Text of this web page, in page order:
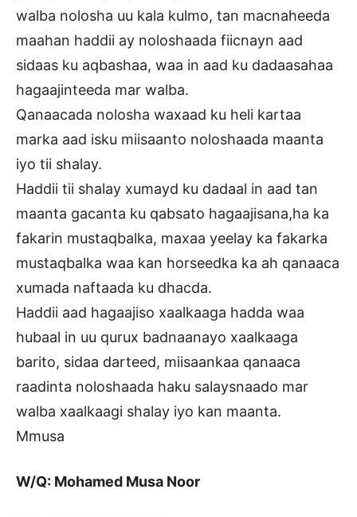
walba nolosha uu kala kulmo, tan macnaheeda
maahan haddii ay noloshaada fiicnayn aad
sidaas ku aqbashaa, waa in aad ku dadaasahaa
hagaajinteeda mar walba.
Qanaacada nolosha waxaad ku heli kartaa
marka aad isku miisaanto noloshaada maanta
iyo tii shalay.
Haddii tii shalay xumayd ku dadaal in aad tan
maanta gacanta ku qabsato hagaajisana,ha ka
fakarin mustaqbalka, maxaa yeelay ka fakarka
mustaqbalka waa kan horseedka ka ah qanaaca
xumada naftaada ku dhacda.
Haddii aad hagaajiso xaalkaaga hadda waa
hubaal in uu qurux badnaanayo xaalkaaga
barito, sidaa darteed, miisaankaa qanaaca
raadinta noloshaada haku salaysnaado mar
walba xaalkaagi shalay iyo kan maanta.
Mmusa
W/Q: Mohamed Musa Noor